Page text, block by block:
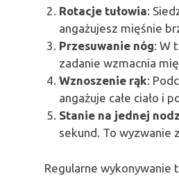
Rotacje tułowia:
angażujesz mięśnie
Przesuwanie nóg: W
zadanie wzmacnia
Wznoszenie rąk:
angażuje całe ciało i
Stanie na jednej
sekund. To wyzwanie
Regularne wykonywanie